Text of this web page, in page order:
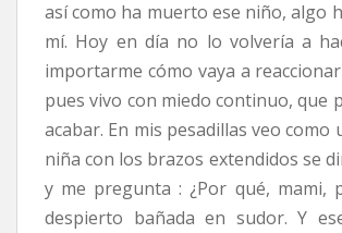
así como ha muerto ese niño, algo
mí. Hoy en día no lo volvería a
importarme cómo vaya a
pues vivo con miedo continuo, que
acabar. En mis pesadillas veo como
niña con los brazos extendidos se
y me pregunta : ¿Por qué, mami,
despierto bañada en sudor. Y